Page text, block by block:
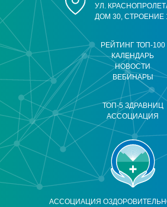
АССОЦИАЦИЯ
РЕЙТИНГ ТОП-100
КАЛЕНДАРЬ
НОВОСТИ
ВЕБИНАРЫ
ТОП-5 ЗДРАВНИЦ
АССОЦИАЦИЯ
УЛ.
ДОМ 30, СТРОЕНИЕ